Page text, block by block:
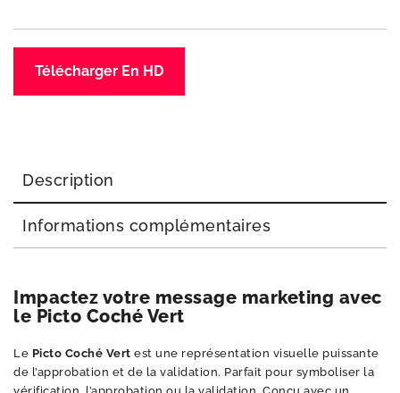
Télécharger En HD
Description
Informations complémentaires
Impactez votre message marketing avec
le Picto Coché Vert
Le Picto Coché Vert est une représentation visuelle puissante
de l’approbation et de la validation. Parfait pour symboliser la